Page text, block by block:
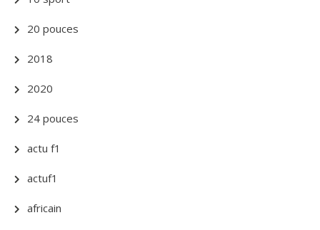
20 pouces
2018
2020
24 pouces
actu f1
actuf1
africain